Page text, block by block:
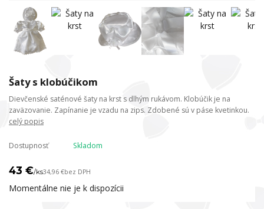
Šaty s klobúčikom
Dievčenské saténové šaty na krst s dlhým rukávom. Klobúčik je na
zaväzovanie. Zapínanie je vzadu na zips. Zdobené sú v páse kvetinkou.
celý popis
Dostupnosť Skladom
43 €/ks34,96 €bez DPH
Momentálne nie je k dispozícii